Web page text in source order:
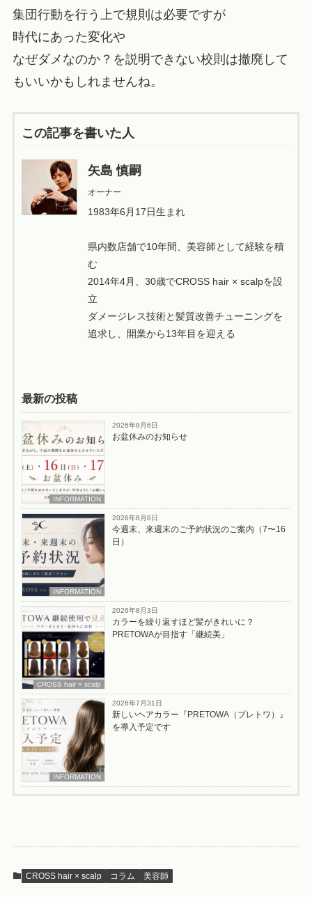
集団行動を行う上で規則は必要ですが
時代にあった変化や
なぜダメなのか？を説明できない校則は撤廃して
もいいかもしれませんね。
この記事を書いた人
矢島 慎嗣
オーナー
1983年6月17日生まれ
県内数店舗で10年間、美容師として経験を積
む
2014年4月、30歳でCROSS hair × scalpを設
立
ダメージレス技術と髪質改善チューニングを
追求し、開業から13年目を迎える
最新の投稿
INFORMATION
2026年8月6日
お盆休みのお知らせ
INFORMATION
2026年8月6日
今週末、来週末のご予約状況のご案内（7〜16
日）
CROSS hair × scalp
2026年8月3日
カラーを繰り返すほど髪がきれいに？
PRETOWAが目指す「継続美」
INFORMATION
2026年7月31日
新しいヘアカラー『PRETOWA（プレトワ）』
を導入予定です
CROSS hair × scalp コラム 美容師